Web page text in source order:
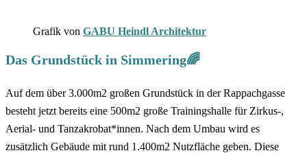
Grafik von GABU Heindl Architektur
Das Grundstück in Simmering🌈
Auf dem über 3.000m2 großen Grundstück in der Rappachgasse
besteht jetzt bereits eine 500m2 große Trainingshalle für Zirkus-,
Aerial- und Tanzakrobat*innen. Nach dem Umbau wird es
zusätzlich Gebäude mit rund 1.400m2 Nutzfläche geben. Diese